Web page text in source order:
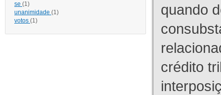
se (1)
unanimidade (1)
votos (1)
quando
crédito